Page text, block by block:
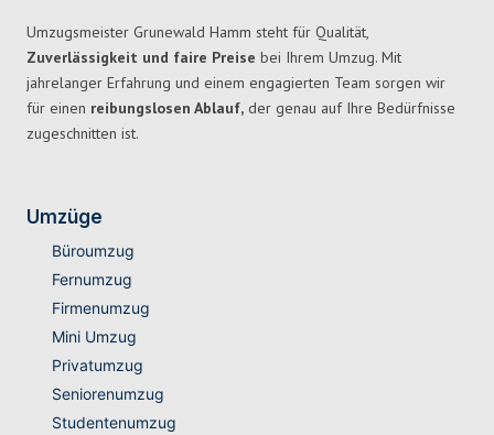
Umzugsmeister Grunewald Hamm steht für Qualität,
Zuverlässigkeit und faire Preise bei Ihrem Umzug. Mit
jahrelanger Erfahrung und einem engagierten Team sorgen wir
für einen reibungslosen Ablauf, der genau auf Ihre Bedürfnisse
zugeschnitten ist.
Umzüge
Büroumzug
Fernumzug
Firmenumzug
Mini Umzug
Privatumzug
Seniorenumzug
Studentenumzug